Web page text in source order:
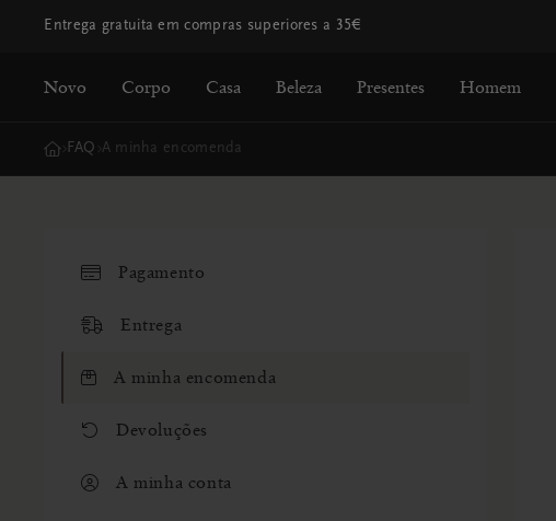
Entrega gratuita em compras superiores a 35€
Novo Corpo Casa Beleza Presentes Homem
home
FAQ A minha encomenda
Pagamento
Entrega
A minha encomenda
Devoluções
A minha conta